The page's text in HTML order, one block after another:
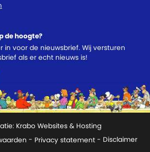
de hoogte?
in voor de nieuwsbrief. Wij versturen
als er echt nieuws is!
Krabo Websites & Hosting
- Privacy statement - Disclaimer